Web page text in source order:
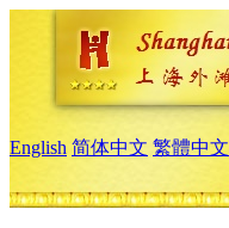
English 简体中文 繁體中文